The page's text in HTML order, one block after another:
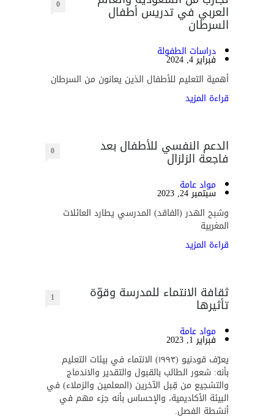
العربي في تدريس أطفال
السرطان
0
دراسات الطفولة
فبراير 4, 2024
أهمية التعليم للأطفال الذين يعانون من السرطان
قراءة المزيد
الدعم النفسي للأطفال بعد
فاجعة الزلزال 0
مواد عامة
سبتمبر 24, 2023
وشبح الهدر (الفاقد) المدرسي يطارد العائلات
المغربية
قراءة المزيد
ثقافة الانتماء للمدرسة وقوّة
تأثيرها 1
مواد عامة
فبراير 1, 2023
يعرّف قودنيو (١٩٩٣) الانتماء في بيئات التعليم
بأنه: شعور الطالب بالقبول والتقدير والاندماج
والتشجيع من قِبل الآخرين (المعلمين والزملاء) في
البيئة الأكاديمية، والإحساس بأنه جزء مهم في
أنشطة الفصل.